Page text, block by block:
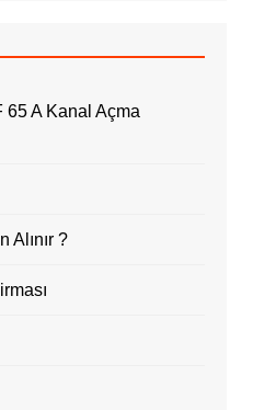
65 A Kanal Açma
Alınır ?